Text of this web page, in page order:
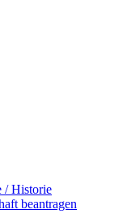
/ Historie
beantragen